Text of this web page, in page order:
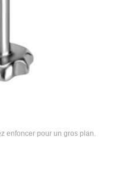
enfoncer pour un gros plan.